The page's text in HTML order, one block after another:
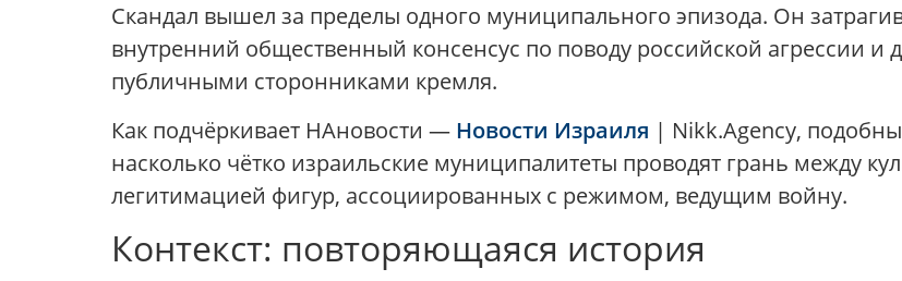
Скандал вышел за пределы одного муниципального эпизода. Он
внутренний общественный консенсус по поводу российской агрессии и
публичными сторонниками кремля.
Как подчёркивает НАновости — Новости Израиля | Nikk.Agency,
насколько чётко израильские муниципалитеты проводят грань между
легитимацией фигур, ассоциированных с режимом, ведущим войну.
Контекст: повторяющаяся история